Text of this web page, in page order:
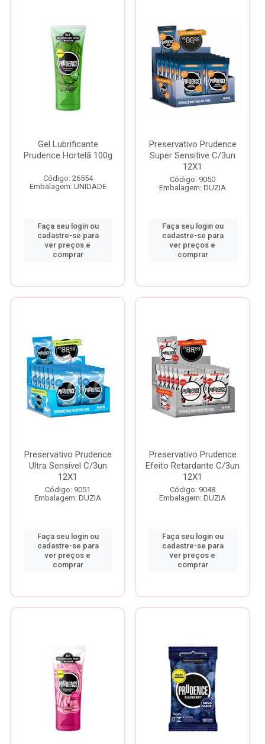
Gel Lubrificante
Prudence Hortelã 100g
Código: 26554
Embalagem: UNIDADE
Faça seu login ou
cadastre-se para
ver preços e
comprar
Preservativo Prudence
Super Sensitive C/3un
12X1
Código: 9050
Embalagem: DUZIA
Faça seu login ou
cadastre-se para
ver preços e
comprar
Preservativo Prudence
Ultra Sensível C/3un
12X1
Código: 9051
Embalagem: DUZIA
Faça seu login ou
cadastre-se para
ver preços e
comprar
Preservativo Prudence
Efeito Retardante C/3un
12X1
Código: 9048
Embalagem: DUZIA
Faça seu login ou
cadastre-se para
ver preços e
comprar